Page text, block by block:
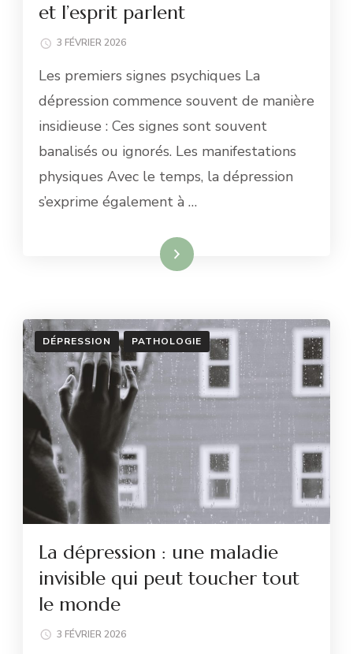
et l’esprit parlent
3 FÉVRIER 2026
Les premiers signes psychiques La
dépression commence souvent de manière
insidieuse : Ces signes sont souvent
banalisés ou ignorés. Les manifestations
physiques Avec le temps, la dépression
s’exprime également à …
Lire la suite
DÉPRESSION PATHOLOGIE
La dépression : une maladie
invisible qui peut toucher tout
le monde
3 FÉVRIER 2026